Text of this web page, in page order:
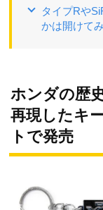
タイプRや
かは開けて
ホンダの歴
再現したキ
トで発売